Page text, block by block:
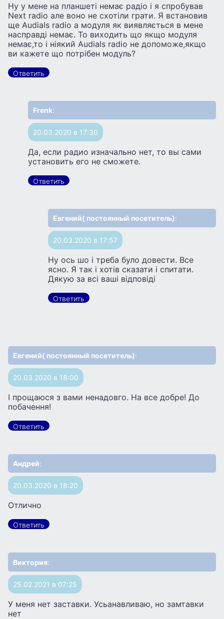
Ну у мене на планшеті немає радіо і я спробував
Next radio але воно не схотіли грати. Я встановив
ще Audials radio а модуля як виявляється в мене
насправді немає. То виходить що якщо модуля
немає,то і ніякий Audials radio не допоможе,якщо
ви кажете що потрібен модуль?
Ответить
Frenk:
20.03.2020 в 17:30
Да, если радио изначально нет, то вы сами
установить его не сможете.
Ответить
Евгений( постоянный посетитель):
20.03.2020 в 17:57
Ну ось шо i треба було довести. Все
ясно. Я так і хотів сказати і спитати.
Дякую за всі ваші відповіді
Ответить
Евгений( постоянный посетитель):
20.03.2020 в 18:00
І прощаюся з вами ненадовго. На все добре! До
побачення!
Ответить
Андрей:
20.03.2020 в 18:20
Отлично
Ответить
Виктория:
25.02.2021 в 07:25
У меня нет заставки. Усьанавливаю, но замтавки
нет